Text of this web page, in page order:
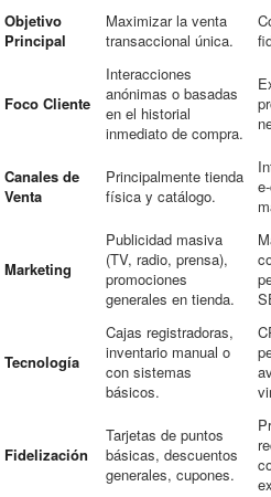
Objetivo
Principal
Maximizar la venta
transaccional única.
Foco Cliente
Interacciones
anónimas o basadas
en el historial
inmediato de compra.
Canales de
Venta
Principalmente tienda
física y catálogo.
Marketing
Publicidad masiva
(TV, radio, prensa),
promociones
generales en tienda.
Tecnología
Cajas registradoras,
inventario manual o
con sistemas
básicos.
Fidelización
Tarjetas de puntos
básicas, descuentos
generales, cupones.